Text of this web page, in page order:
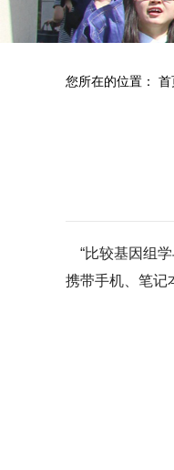
您所在的位置： 首
“比较基因组学
携带手机、笔记